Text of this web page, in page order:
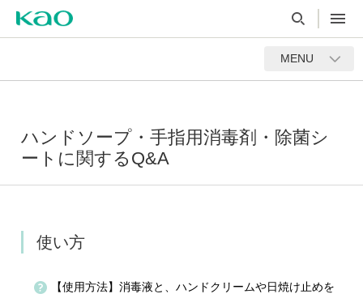
MENU
ハンドソープ・手指用消毒剤・除菌シ
ートに関するQ&A
使い方
【使用方法】消毒液と、ハンドクリームや日焼け止めを